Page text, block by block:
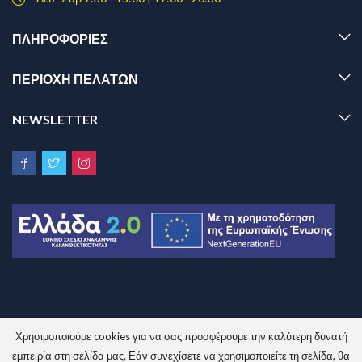
ΠΛΗΡΟΦΟΡΊΕΣ
ΠΕΡΙΟΧΗ ΠΕΛΑΤΩΝ
NEWSLETTER
Sinem.gr © 2026 All Rights Reserved.
Χρησιμοποιούμε cookies για να σας προσφέρουμε την καλύτερη δυνατή
εμπειρία στη σελίδα μας. Εάν συνεχίσετε να χρησιμοποιείτε τη σελίδα, θα